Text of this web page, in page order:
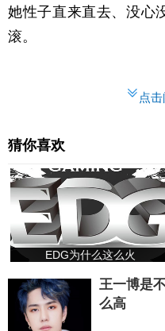
她性子直来直去、没心
滚。
点
猜你喜欢
EDG为什么这么火
王一博是
么高